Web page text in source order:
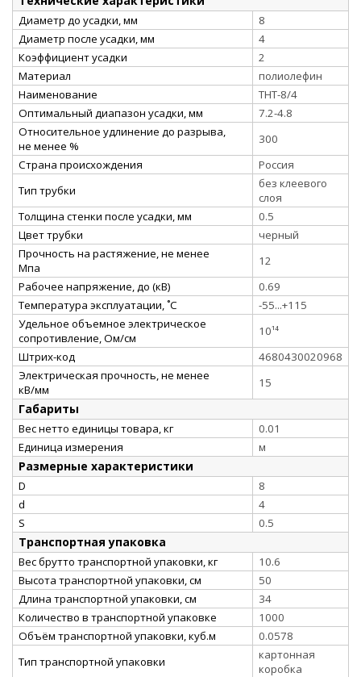
Диаметр до усадки, мм
8
Диаметр после усадки, мм
4
Коэффициент усадки
2
Материал
полиолефин
Наименование
ТНТ-8/4
Оптимальный диапазон усадки, мм
7.2-4.8
Относительное удлинение до разрыва,
не менее %
300
Страна происхождения
Россия
Тип трубки
без клеевого
слоя
Толщина стенки после усадки, мм
0.5
Цвет трубки
черный
Прочность на растяжение, не менее
Мпа
12
Рабочее напряжение, до (кВ)
0.69
Температура эксплуатации, ˚С
-55...+115
Удельное объемное электрическое
сопротивление, Ом/см
10¹⁴
Штрих-код
4680430020968
Электрическая прочность, не менее
кВ/мм
15
Габариты
Вес нетто единицы товара, кг
0.01
Единица измерения
м
Размерные характеристики
D
8
d
4
S
0.5
Транспортная упаковка
Вес брутто транспортной упаковки, кг
10.6
Высота транспортной упаковки, см
50
Длина транспортной упаковки, см
34
Количество в транспортной упаковке
1000
Объём транспортной упаковки, куб.м
0.0578
Тип транспортной упаковки
картонная
коробка